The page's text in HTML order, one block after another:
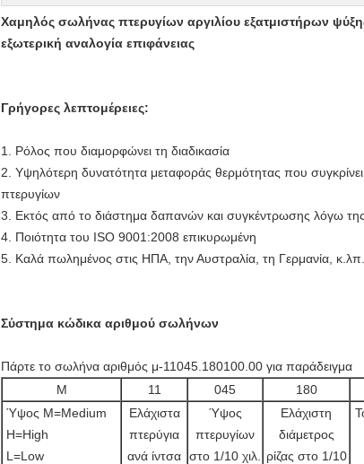
Χαμηλός σωλήνας πτερυγίων αργιλίου εξατμιστήρων
εξωτερική αναλογία επιφάνειας
Γρήγορες λεπτομέρειες:
1. Ρόλος που διαμορφώνει τη διαδικασία
2. Υψηλότερη δυνατότητα μεταφοράς θερμότητας που
πτερυγίων
3. Εκτός από το διάστημα δαπανών και συγκέντρωσης λόγω
4. Ποιότητα του ISO 9001:2008 επικυρωμένη
5. Καλά πωλημένος στις ΗΠΑ, την Αυστραλία, τη Γερμανία, κ.λπ.
Σύστημα κώδικα αριθμού σωλήνων
Πάρτε το σωλήνα αριθμός μ-11045.180100.00 για παράδειγμα
Μ
11 045 180
Ύψος M=Medium
H=High
L=Low
Ελάχιστα
πτερύγια
ανά ίντσα
Ύψος
πτερυγίων
στο 1/10 χιλ.
Ελάχιστη
διάμετρος
ρίζας στο 1/10